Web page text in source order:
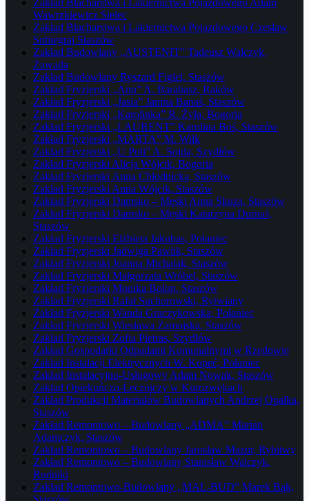
Zakład Blacharstwa i Lakiernictwa Pojazdowego Adam
Wawrzkiewicz Sielec
Zakład Blacharstwa i Lakiernictwa Pojazdowego Czesław
Sobiegraj Staszów
Zakład Budowlany „AUSTENIT” Tadeusz Walczyk,
Zawada
Zakład Budowlany Ryszard Figiel, Staszów
Zakład Fryzjerski „Ann” A. Barabasz, Raków
Zakład Fryzjerski „Jasia” Janina Banaś, Staszów
Zakład Fryzjerski „Karolinka” R. Żyła, Bogoria
Zakład Fryzjerski „LAURENT” Karolina Boś, Staszów
Zakład Fryzjerski „MARTA” M. Wilk
Zakład Fryzjerski „U Poli” A. Sojda, Szydłów
Zakład Fryzjerski Alicja Wójcik, Bogoria
Zakład Fryzjerski Anna Chłodnicka, Staszów
Zakład Fryzjerski Anna Wójcik, Staszów
Zakład Fryzjerski Damsko – Męski Anna Skuza, Staszów
Zakład Fryzjerski Damsko – Męski Katarzyna Durnaś,
Staszów
Zakład Fryzjerski Elżbieta Jakubas, Połaniec
Zakład Fryzjerski Jadwiga Pawlik, Staszów
Zakład Fryzjerski Joanna Michalak, Staszów
Zakład Fryzjerski Małgorzata Wróbel, Staszów
Zakład Fryzjerski Monika Bolon, Staszów
Zakład Fryzjerski Rafał Suchorowski, Rytwiany
Zakład Fryzjerski Wanda Graczykowska, Połaniec
Zakład Fryzjerski Wiesława Zamojska, Staszów
Zakład Fryzjerski Zofia Pietras, Szydłów
Zakład Gospodarki Odpadami Komunalnymi w Rzędowie
Zakład Instalacji Elektrycznych W. Kopeć, Połaniec
Zakład Instalacyjno-Usługowy Adam Nowak, Staszów
Zakład Opiekuńczo-Leczniczy w Kurozwękach
Zakład Produkcji Materiałów Budowlanych Andrzej Opałka,
Staszów
Zakład Remontowo – Budowlany „ADMA” Marian
Adamczyk, Staszów
Zakład Remontowo – Budowlany Jarosław Mazur, Rybitwy
Zakład Remontowo – Budowlany Stanisław Walczyk,
Rudniki
Zakład Remontowo-Budowlany „MAL-BUD” Marek Bąk,